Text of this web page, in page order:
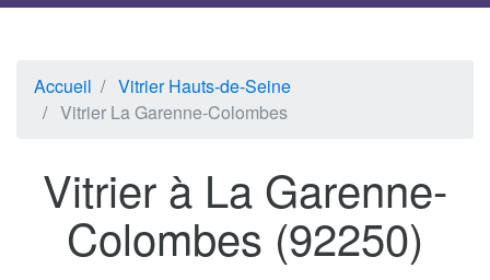
Accueil
Vitrier Hauts-de-Seine
Vitrier La Garenne-Colombes
Vitrier à La Garenne-
Colombes (92250)